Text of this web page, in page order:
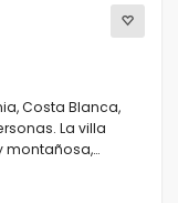
Costa Blanca,
La villa
montañosa,